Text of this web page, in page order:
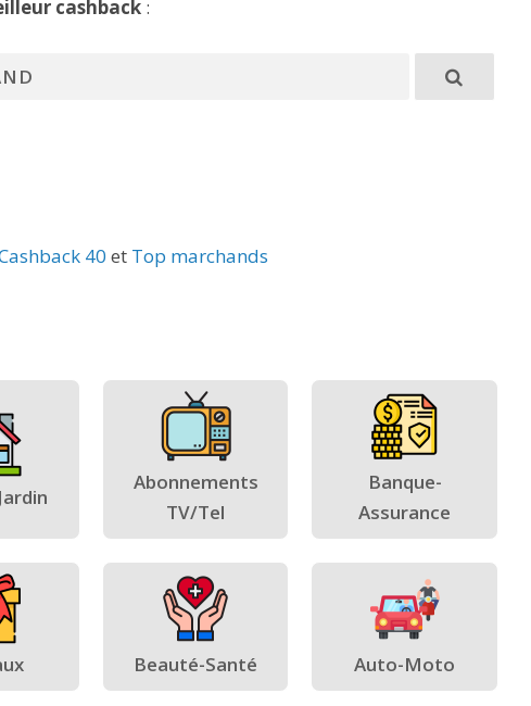
cashback :
40 et Top marchands
Abonnements
TV/Tel
Banque-
Assurance
Beauté-Santé Auto-Moto